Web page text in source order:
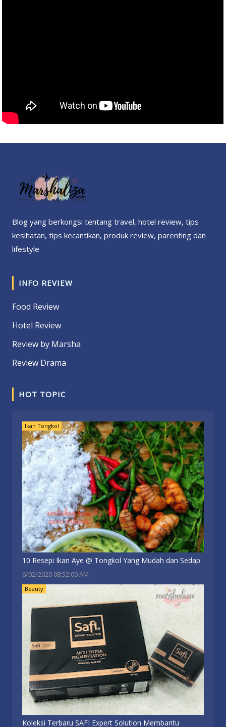
Blog yang berkongsi tentang travel, hotel review, tips
kesihatan, tips kecantikan, produk review, parenting dan
lifestyle
INFO REVIEW
Food Review
Hotel Review
Review by Marsha
Review Drama
HOT TOPIC
Ikan Tongkol
10 Resepi Ikan Aye @ Tongkol Yang Mudah dan Sedap
6/02/2020 08:52:00 AM
Beauty
Koleksi Terbaru SAFI Expert Solution Membantu